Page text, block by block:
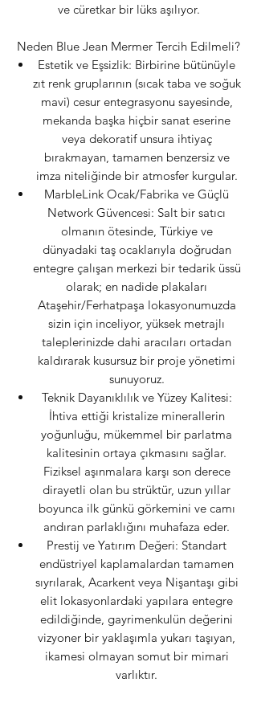
ve cüretkar bir lüks aşılıyor.
Neden Blue Jean Mermer Tercih Edilmeli?
Estetik ve Eşsizlik: Birbirine bütünüyle
zıt renk gruplarının (sıcak taba ve soğuk
mavi) cesur entegrasyonu sayesinde,
mekanda başka hiçbir sanat eserine
veya dekoratif unsura ihtiyaç
bırakmayan, tamamen benzersiz ve
imza niteliğinde bir atmosfer kurgular.
MarbleLink Ocak/Fabrika ve Güçlü
Network Güvencesi: Salt bir satıcı
olmanın ötesinde, Türkiye ve
dünyadaki taş ocaklarıyla doğrudan
entegre çalışan merkezi bir tedarik üssü
olarak; en nadide plakaları
Ataşehir/Ferhatpaşa lokasyonumuzda
sizin için inceliyor, yüksek metrajlı
taleplerinizde dahi aracıları ortadan
kaldırarak kusursuz bir proje yönetimi
sunuyoruz.
Teknik Dayanıklılık ve Yüzey Kalitesi:
İhtiva ettiği kristalize minerallerin
yoğunluğu, mükemmel bir parlatma
kalitesinin ortaya çıkmasını sağlar.
Fiziksel aşınmalara karşı son derece
dirayetli olan bu strüktür, uzun yıllar
boyunca ilk günkü görkemini ve camı
andıran parlaklığını muhafaza eder.
Prestij ve Yatırım Değeri: Standart
endüstriyel kaplamalardan tamamen
sıyrılarak, Acarkent veya Nişantaşı gibi
elit lokasyonlardaki yapılara entegre
edildiğinde, gayrimenkulün değerini
vizyoner bir yaklaşımla yukarı taşıyan,
ikamesi olmayan somut bir mimari
varlıktır.